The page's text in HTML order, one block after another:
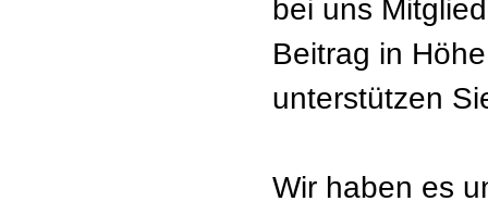
bei uns
Beitrag in
unterstützen
Wir haben es